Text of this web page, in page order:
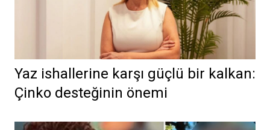
Yaz ishallerine karşı güçlü bir kalkan:
Çinko desteğinin önemi